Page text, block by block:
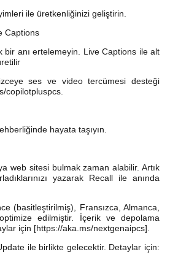
ile üretkenliğinizi geliştirin.
Captions
bir anı ertelemeyin. Live Captions ile alt
ses ve video tercümesi desteği
copilotpluspcs.
hayata taşıyın.
web sitesi bulmak zaman alabilir. Artık
yazarak Recall ile anında
(basitleştirilmiş), Fransızca, Almanca,
edilmiştir. İçerik ve depolama
için [https://aka.ms/nextgenaipcs].
ile birlikte gelecektir. Detaylar için: